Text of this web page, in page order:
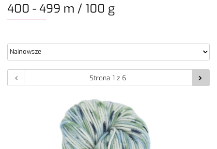
400 - 499 m / 100 g